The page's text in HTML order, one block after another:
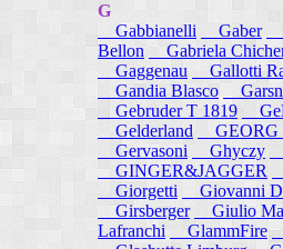
G
Gabbianelli
Gaber
Bellon
Gabriela
Gaggenau
Gallotti
Gandia Blasco
Gebruder T 1819
Gelderland
GEORG
Gervasoni
Ghyczy
GINGER&JAGGER
Giorgetti
Giovanni
Girsberger
Giulio
Lafranchi
GlammFire